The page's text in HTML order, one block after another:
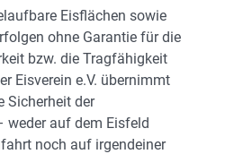
Eisflächen sowie
ohne Garantie für die
bzw. die Tragfähigkeit
Eisverein e.V. übernimmt
Sicherheit der
auf dem Eisfeld
noch auf irgendeiner